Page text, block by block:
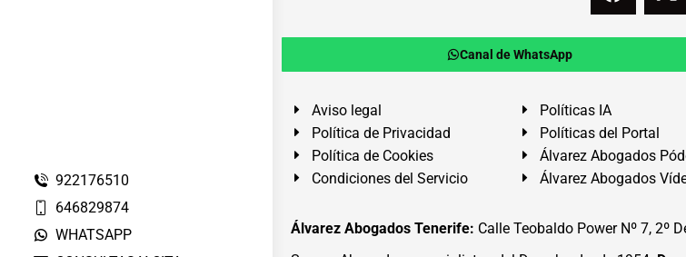
922176510
646829874
WHATSAPP
Canal de WhatsApp
Aviso legal
Política de Privacidad
Política de Cookies
Condiciones del Servicio
Políticas IA
Políticas del Portal
Álvarez Abogados
Álvarez Abogados
Álvarez Abogados Tenerife: Calle Teobaldo Power Nº 7, 2º